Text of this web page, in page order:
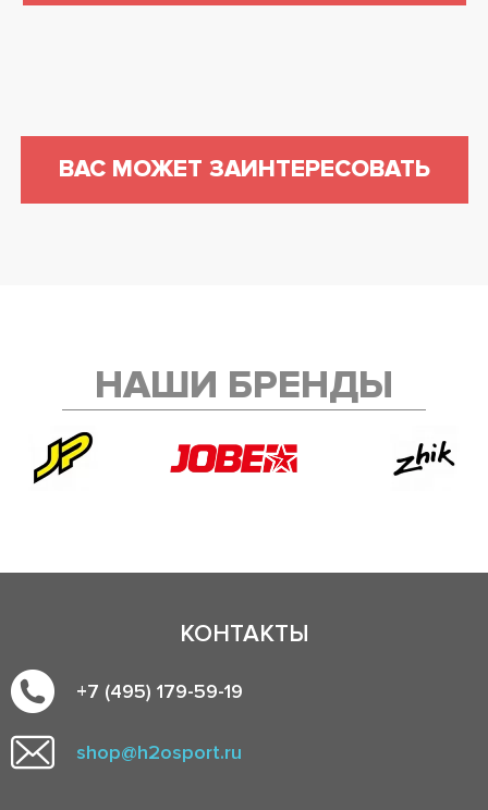
ВАС МОЖЕТ ЗАИНТЕРЕСОВАТЬ
НАШИ БРЕНДЫ
КОНТАКТЫ
+7 (495) 179-59-19
shop@h2osport.ru